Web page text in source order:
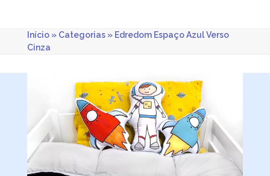
Início» Categorias» Edredom Espaço Azul Verso
Cinza